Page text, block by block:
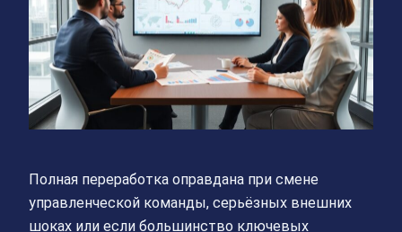
Полная переработка оправдана при смене
управленческой команды, серьёзных внешних
шоках или если большинство ключевых